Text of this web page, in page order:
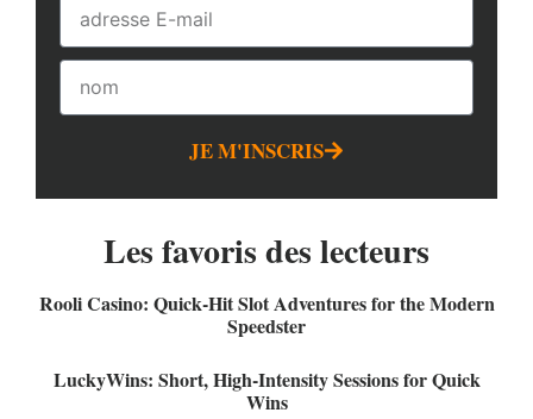
JE M'INSCRIS
Les favoris des lecteurs
Rooli Casino: Quick‑Hit Slot Adventures for the Modern
Speedster
LuckyWins: Short, High‑Intensity Sessions for Quick
Wins